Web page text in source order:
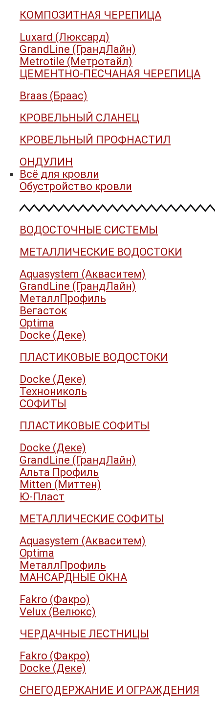
КОМПОЗИТНАЯ ЧЕРЕПИЦА
Luxard (Люксард)
GrandLine (ГрандЛайн)
Metrotile (Метротайл)
ЦЕМЕНТНО-ПЕСЧАНАЯ ЧЕРЕПИЦА
Braas (Браас)
КРОВЕЛЬНЫЙ СЛАНЕЦ
КРОВЕЛЬНЫЙ ПРОФНАСТИЛ
ОНДУЛИН
Всё для кровли
Обустройство кровли
ВОДОСТОЧНЫЕ СИСТЕМЫ
МЕТАЛЛИЧЕСКИЕ ВОДОСТОКИ
Aquasystem (Акваситем)
GrandLine (ГрандЛайн)
МеталлПрофиль
Вегасток
Optima
Docke (Деке)
ПЛАСТИКОВЫЕ ВОДОСТОКИ
Docke (Деке)
Технониколь
СОФИТЫ
ПЛАСТИКОВЫЕ СОФИТЫ
Docke (Деке)
GrandLine (ГрандЛайн)
Альта Профиль
Mitten (Миттен)
Ю-Пласт
МЕТАЛЛИЧЕСКИЕ СОФИТЫ
Aquasystem (Акваситем)
Optima
МеталлПрофиль
МАНСАРДНЫЕ ОКНА
Fakro (Факро)
Velux (Велюкс)
ЧЕРДАЧНЫЕ ЛЕСТНИЦЫ
Fakro (Факро)
Docke (Деке)
СНЕГОДЕРЖАНИЕ И ОГРАЖДЕНИЯ